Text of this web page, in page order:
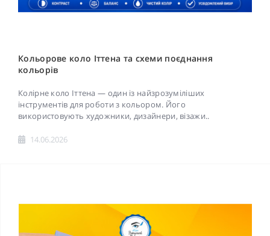
Кольорове коло Іттена та схеми поєднання
кольорів
Колірне коло Іттена — один із найзрозуміліших
інструментів для роботи з кольором. Його
використовують художники, дизайнери, візажи..
14.06.2026